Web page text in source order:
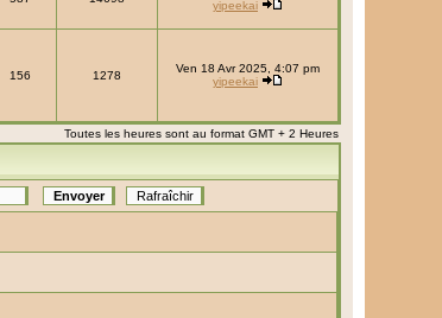
yipeekai
156 1278
Ven 18 Avr 2025, 4:07 pm
yipeekai
Toutes les heures sont au format GMT + 2 Heures